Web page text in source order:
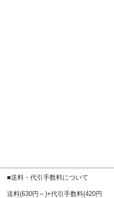
■送料・代引手数料について
送料(630円～)+代引手数料(420円